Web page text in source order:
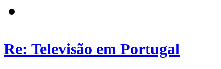
Re: Televisão em Portugal